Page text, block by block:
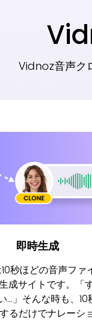
Vidnoz音声ク
即時生成
秒ほどの音声ファ
成サイトです。「
…」そんな時も、10
るだけでナレーシ